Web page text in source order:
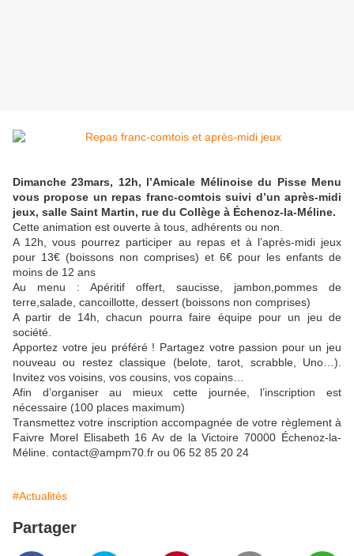
Dimanche 23mars, 12h, l’Amicale Mélinoise du Pisse Menu
vous propose un repas franc-comtois suivi d’un après-midi
jeux, salle Saint Martin, rue du Collège à Échenoz-la-Méline.
Cette animation est ouverte à tous, adhérents ou non.
A 12h, vous pourrez participer au repas et à l’après-midi jeux
pour 13€ (boissons non comprises) et 6€ pour les enfants de
moins de 12 ans
Au menu : Apéritif offert, saucisse, jambon,pommes de
terre,salade, cancoillotte, dessert (boissons non comprises)
A partir de 14h, chacun pourra faire équipe pour un jeu de
société.
Apportez votre jeu préféré ! Partagez votre passion pour un jeu
nouveau ou restez classique (belote, tarot, scrabble, Uno…).
Invitez vos voisins, vos cousins, vos copains…
Afin d’organiser au mieux cette journée, l’inscription est
nécessaire (100 places maximum)
Transmettez votre inscription accompagnée de votre règlement à
Faivre Morel Elisabeth 16 Av de la Victoire 70000 Échenoz-la-
Méline. contact@ampm70.fr ou 06 52 85 20 24
#Actualités
Partager